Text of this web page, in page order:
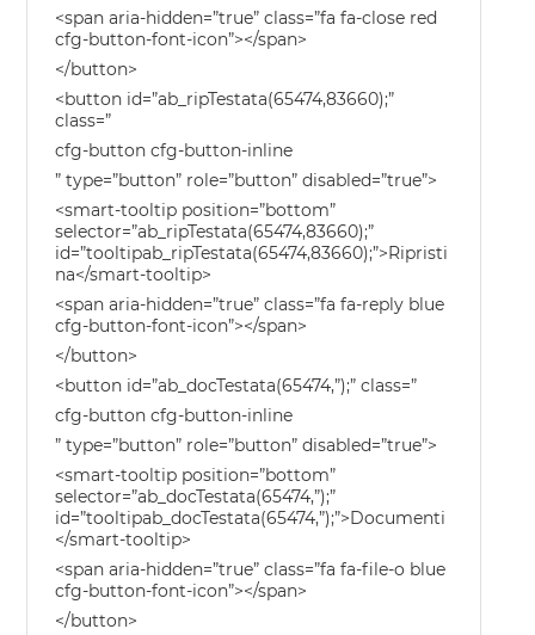
<span aria-hidden=”true” class=”fa fa-close red
cfg-button-font-icon”></span>
</button>
<button id=”ab_ripTestata(65474,83660);”
class=”
cfg-button cfg-button-inline
” type=”button” role=”button” disabled=”true”>
<smart-tooltip position=”bottom”
selector=”ab_ripTestata(65474,83660);”
id=”tooltipab_ripTestata(65474,83660);”>Ripristi
na</smart-tooltip>
<span aria-hidden=”true” class=”fa fa-reply blue
cfg-button-font-icon”></span>
</button>
<button id=”ab_docTestata(65474,”);” class=”
cfg-button cfg-button-inline
” type=”button” role=”button” disabled=”true”>
<smart-tooltip position=”bottom”
selector=”ab_docTestata(65474,”);”
id=”tooltipab_docTestata(65474,”);”>Documenti
</smart-tooltip>
<span aria-hidden=”true” class=”fa fa-file-o blue
cfg-button-font-icon”></span>
</button>